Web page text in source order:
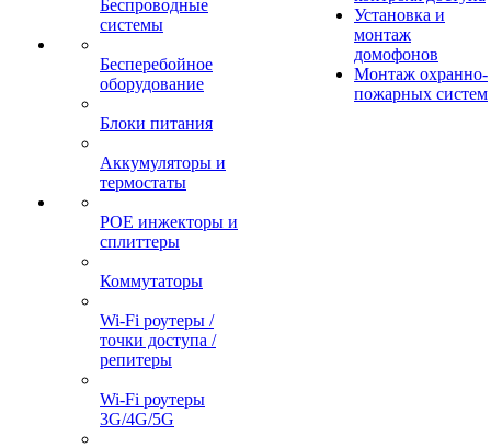
Беспроводные
системы
Бесперебойное
оборудование
Блоки питания
Аккумуляторы и
термостаты
POE инжекторы и
сплиттеры
Коммутаторы
Wi-Fi роутеры /
точки доступа /
репитеры
Wi-Fi роутеры
3G/4G/5G
Установка и
монтаж
домофонов
Монтаж охранно-
пожарных систем